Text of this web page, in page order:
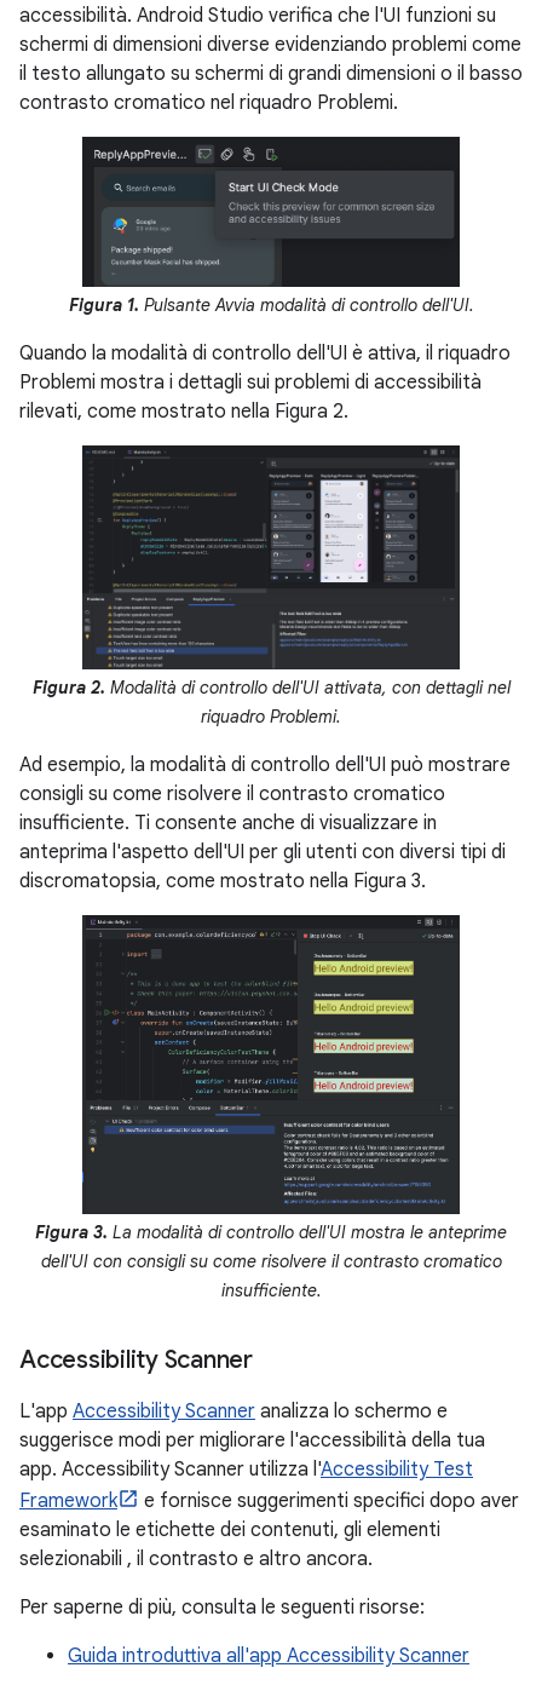
accessibilità. Android Studio verifica che l'UI funzioni su
schermi di dimensioni diverse evidenziando problemi come
il testo allungato su schermi di grandi dimensioni o il basso
contrasto cromatico nel riquadro Problemi.
Figura 1. Pulsante Avvia modalità di controllo dell'UI.
Quando la modalità di controllo dell'UI è attiva, il riquadro
Problemi mostra i dettagli sui problemi di accessibilità
rilevati, come mostrato nella Figura 2.
Figura 2. Modalità di controllo dell'UI attivata, con dettagli nel
riquadro Problemi.
Ad esempio, la modalità di controllo dell'UI può mostrare
consigli su come risolvere il contrasto cromatico
insufficiente. Ti consente anche di visualizzare in
anteprima l'aspetto dell'UI per gli utenti con diversi tipi di
discromatopsia, come mostrato nella Figura 3.
Figura 3. La modalità di controllo dell'UI mostra le anteprime
dell'UI con consigli su come risolvere il contrasto cromatico
insufficiente.
Accessibility Scanner
L'app Accessibility Scanner analizza lo schermo e
suggerisce modi per migliorare l'accessibilità della tua
app. Accessibility Scanner utilizza l'Accessibility Test
Framework
e fornisce suggerimenti specifici dopo aver
esaminato le etichette dei contenuti, gli elementi
selezionabili , il contrasto e altro ancora.
Per saperne di più, consulta le seguenti risorse:
Guida introduttiva all'app Accessibility Scanner